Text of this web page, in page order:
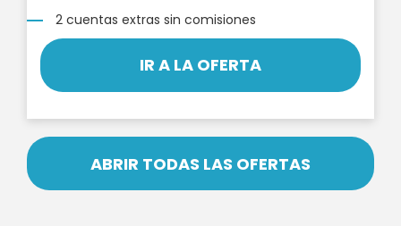
2 cuentas extras sin comisiones
IR A LA OFERTA
ABRIR TODAS LAS OFERTAS